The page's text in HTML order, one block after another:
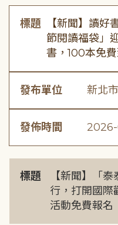
標題
【新聞】讀好
節閱讀福袋」
書，100本免
發布單位 新北
發佈時間
標題
【新聞】「
行，打開國際
活動免費報名